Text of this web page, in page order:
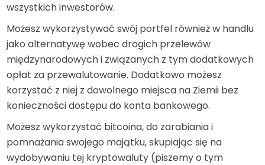
wszystkich inwestorów.
Możesz wykorzystywać swój portfel również w handlu
jako alternatywę wobec drogich przelewów
międzynarodowych i związanych z tym dodatkowych
opłat za przewalutowanie. Dodatkowo możesz
korzystać z niej z dowolnego miejsca na Ziemii bez
konieczności dostępu do konta bankowego.
Możesz wykorzystać bitcoina, do zarabiania i
pomnażania swojego majątku, skupiając się na
wydobywaniu tej kryptowaluty (piszemy o tym